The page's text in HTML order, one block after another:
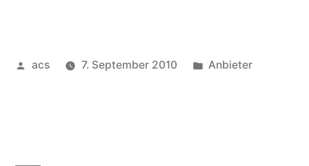
Veröffentlicht
acs 7. September 2010
Veröffentlicht
Anbieter